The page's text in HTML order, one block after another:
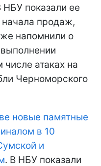
показали ее
продаж,
напомнили о
атаках на
Черноморского
новые памятные
в 10
и
. В НБУ показали